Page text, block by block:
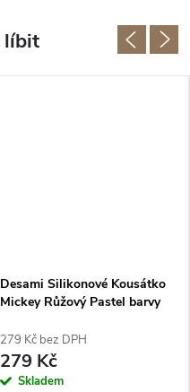
Desami Silikonové Kousátko
Mickey Růžový Pastel barvy
279 Kč bez DPH
279 Kč
Skladem